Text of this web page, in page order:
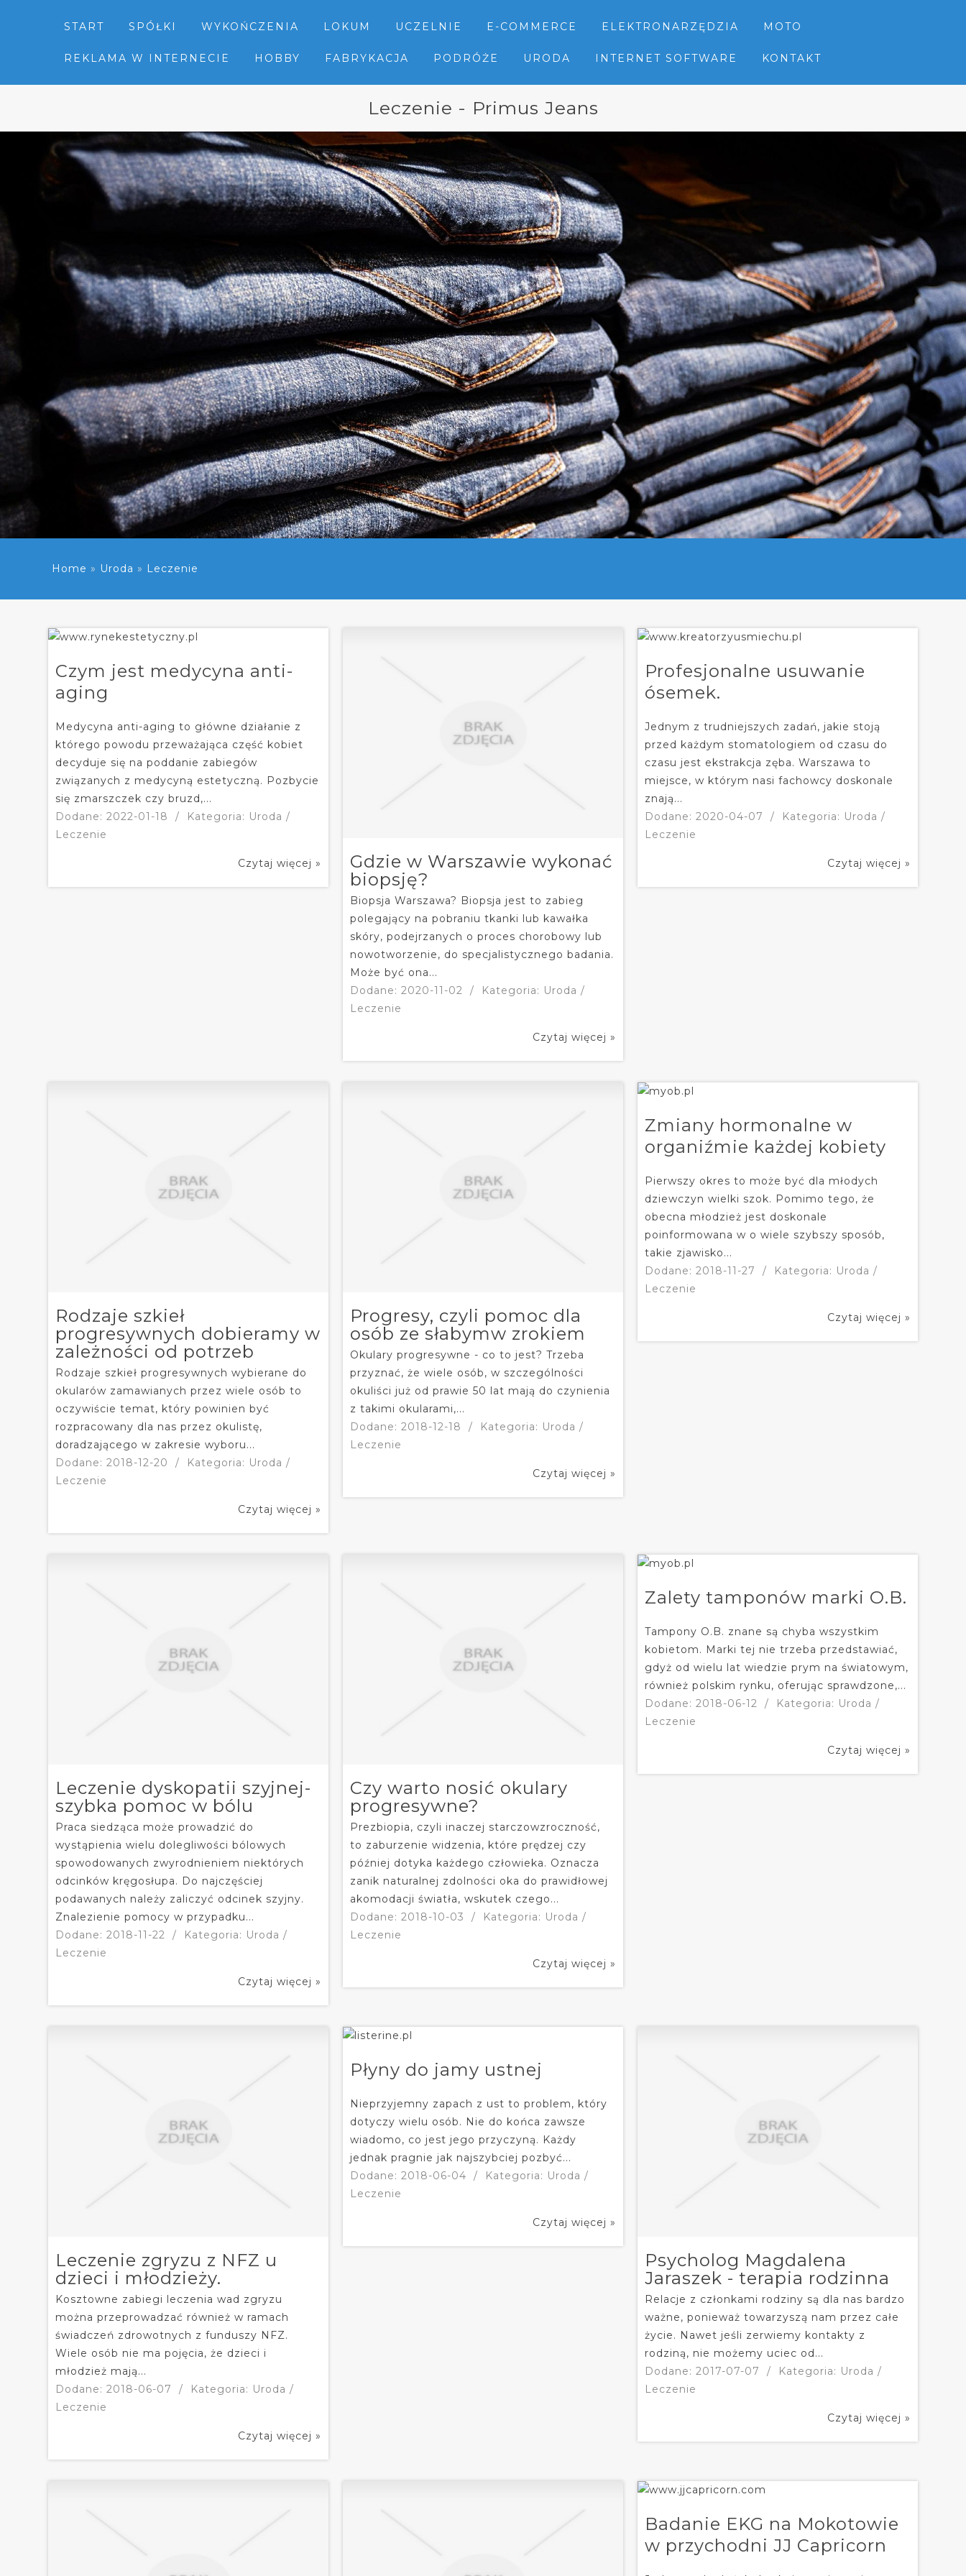
START SPÓŁKI WYKOŃCZENIA LOKUM UCZELNIE E-COMMERCE ELEKTRONARZĘDZIA MOTO
REKLAMA W INTERNECIE HOBBY FABRYKACJA PODRÓŻE URODA INTERNET SOFTWARE KONTAKT
Leczenie - Primus Jeans
Home » Uroda » Leczenie
Czym jest medycyna anti-
aging
Medycyna anti-aging to główne działanie z
którego powodu przeważająca część kobiet
decyduje się na poddanie zabiegów
związanych z medycyną estetyczną. Pozbycie
się zmarszczek czy bruzd,...
Dodane: 2022-01-18
/
Kategoria: Uroda /
Leczenie
Czytaj więcej »
Gdzie w Warszawie wykonać
biopsję?
Biopsja Warszawa? Biopsja jest to zabieg
polegający na pobraniu tkanki lub kawałka
skóry, podejrzanych o proces chorobowy lub
nowotworzenie, do specjalistycznego badania.
Może być ona...
Dodane: 2020-11-02
/
Kategoria: Uroda /
Leczenie
Czytaj więcej »
Profesjonalne usuwanie
ósemek.
Jednym z trudniejszych zadań, jakie stoją
przed każdym stomatologiem od czasu do
czasu jest ekstrakcja zęba. Warszawa to
miejsce, w którym nasi fachowcy doskonale
znają...
Dodane: 2020-04-07
/
Kategoria: Uroda /
Leczenie
Czytaj więcej »
Rodzaje szkieł
progresywnych dobieramy w
zależności od potrzeb
Rodzaje szkieł progresywnych wybierane do
okularów zamawianych przez wiele osób to
oczywiście temat, który powinien być
rozpracowany dla nas przez okulistę,
doradzającego w zakresie wyboru...
Dodane: 2018-12-20
/
Kategoria: Uroda /
Leczenie
Czytaj więcej »
Progresy, czyli pomoc dla
osób ze słabymw zrokiem
Okulary progresywne - co to jest? Trzeba
przyznać, że wiele osób, w szczególności
okuliści już od prawie 50 lat mają do czynienia
z takimi okularami,...
Dodane: 2018-12-18
/
Kategoria: Uroda /
Leczenie
Czytaj więcej »
Zmiany hormonalne w
organiźmie każdej kobiety
Pierwszy okres to może być dla młodych
dziewczyn wielki szok. Pomimo tego, że
obecna młodzież jest doskonale
poinformowana w o wiele szybszy sposób,
takie zjawisko...
Dodane: 2018-11-27
/
Kategoria: Uroda /
Leczenie
Czytaj więcej »
Leczenie dyskopatii szyjnej-
szybka pomoc w bólu
Praca siedząca może prowadzić do
wystąpienia wielu dolegliwości bólowych
spowodowanych zwyrodnieniem niektórych
odcinków kręgosłupa. Do najczęściej
podawanych należy zaliczyć odcinek szyjny.
Znalezienie pomocy w przypadku...
Dodane: 2018-11-22
/
Kategoria: Uroda /
Leczenie
Czytaj więcej »
Czy warto nosić okulary
progresywne?
Prezbiopia, czyli inaczej starczowzroczność,
to zaburzenie widzenia, które prędzej czy
później dotyka każdego człowieka. Oznacza
zanik naturalnej zdolności oka do prawidłowej
akomodacji światła, wskutek czego...
Dodane: 2018-10-03
/
Kategoria: Uroda /
Leczenie
Czytaj więcej »
Zalety tamponów marki O.B.
Tampony O.B. znane są chyba wszystkim
kobietom. Marki tej nie trzeba przedstawiać,
gdyż od wielu lat wiedzie prym na światowym,
również polskim rynku, oferując sprawdzone,...
Dodane: 2018-06-12
/
Kategoria: Uroda /
Leczenie
Czytaj więcej »
Leczenie zgryzu z NFZ u
dzieci i młodzieży.
Kosztowne zabiegi leczenia wad zgryzu
można przeprowadzać również w ramach
świadczeń zdrowotnych z funduszy NFZ.
Wiele osób nie ma pojęcia, że dzieci i
młodzież mają...
Dodane: 2018-06-07
/
Kategoria: Uroda /
Leczenie
Czytaj więcej »
Płyny do jamy ustnej
Nieprzyjemny zapach z ust to problem, który
dotyczy wielu osób. Nie do końca zawsze
wiadomo, co jest jego przyczyną. Każdy
jednak pragnie jak najszybciej pozbyć...
Dodane: 2018-06-04
/
Kategoria: Uroda /
Leczenie
Czytaj więcej »
Psycholog Magdalena
Jaraszek - terapia rodzinna
Relacje z członkami rodziny są dla nas bardzo
ważne, ponieważ towarzyszą nam przez całe
życie. Nawet jeśli zerwiemy kontakty z
rodziną, nie możemy uciec od...
Dodane: 2017-07-07
/
Kategoria: Uroda /
Leczenie
Czytaj więcej »
Badanie EKG na Mokotowie
w przychodni JJ Capricorn